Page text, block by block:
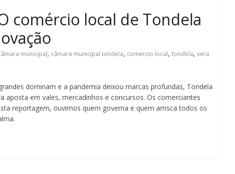
comércio local de Tondela
municipal, câmara municipal tondela, comercio local, tondela, vera
dominam e a pandemia deixou marcas profundas, Tondela
aposta em vales, mercadinhos e concursos. Os comerciantes
reportagem, ouvimos quem governa e quem arrisca todos os